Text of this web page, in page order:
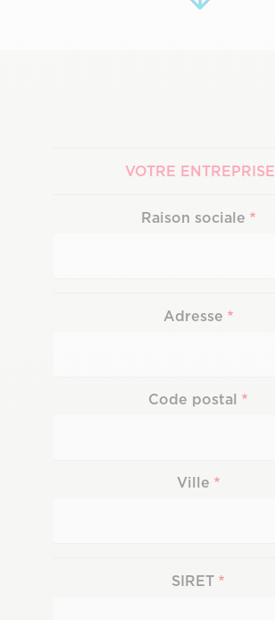
VOTRE ENTREPRISE
Raison sociale
Adresse
Adresse
Code postal
Ville
SIRET